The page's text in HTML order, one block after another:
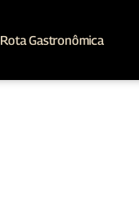
Rota Gastronômica